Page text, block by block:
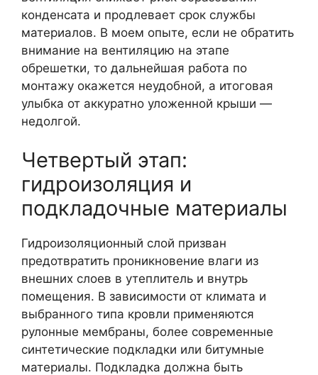
конденсата и продлевает срок службы
материалов. В моем опыте, если не обратить
внимание на вентиляцию на этапе
обрешетки, то дальнейшая работа по
монтажу окажется неудобной, а итоговая
улыбка от аккуратно уложенной крыши —
недолгой.
Четвертый этап:
гидроизоляция и
подкладочные материалы
Гидроизоляционный слой призван
предотвратить проникновение влаги из
внешних слоев в утеплитель и внутрь
помещения. В зависимости от климата и
выбранного типа кровли применяются
рулонные мембраны, более современные
синтетические подкладки или битумные
материалы. Подкладка должна быть